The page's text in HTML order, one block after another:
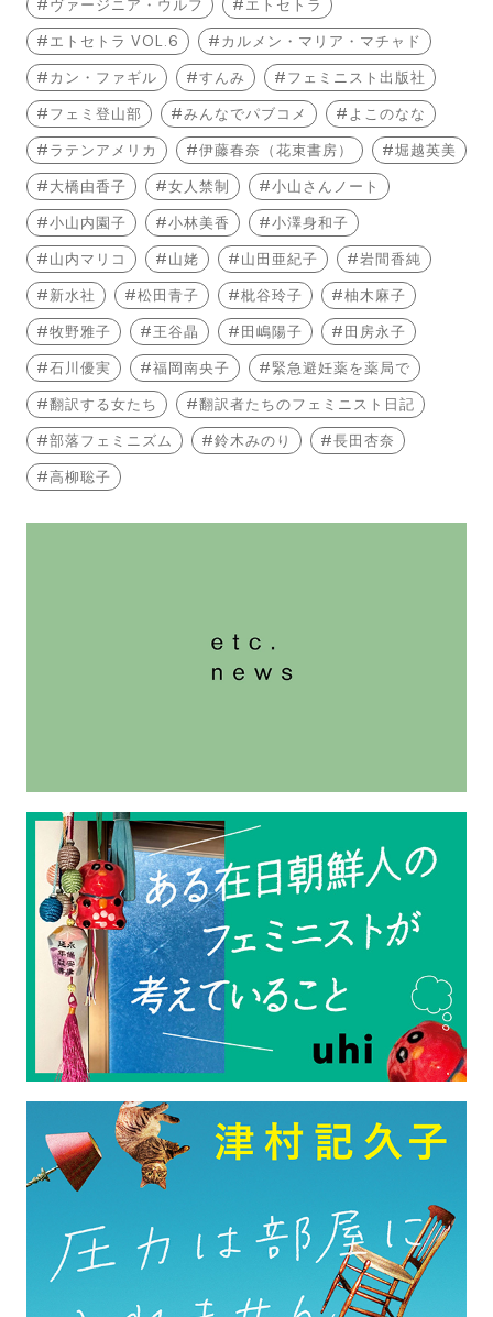
ヴァージニア・ウルフ
エトセトラ
エトセトラ VOL.6
カルメン・マリア・マチャド
カン・ファギル
すんみ
フェミニスト出版社
フェミ登山部
みんなでパブコメ
よこのなな
ラテンアメリカ
伊藤春奈（花束書房）
堀越英美
大橋由香子
女人禁制
小山さんノート
小山内園子
小林美香
小澤身和子
山内マリコ
山姥 山田亜紀子
岩間香純
新水社
松田青子 枇谷玲子
柚木麻子
牧野雅子
王谷晶 田嶋陽子
田房永子
石川優実
福岡南央子
緊急避妊薬を薬局で
翻訳する女たち
翻訳者たちのフェミニスト日記
部落フェミニズム
鈴木みのり
長田杏奈
高柳聡子